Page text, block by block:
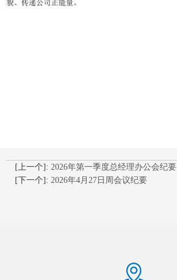
[上一个]: 2026年第一季度总经理办公会纪要
[下一个]: 2026年4月27日周会议纪要